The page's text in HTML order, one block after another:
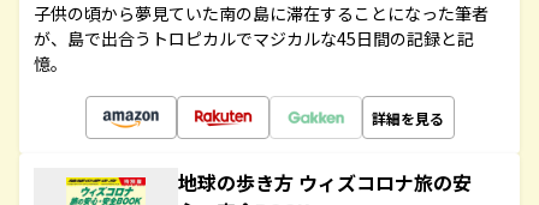
子供の頃から夢見ていた南の島に滞在することになった筆者
が、島で出合うトロピカルでマジカルな45日間の記録と記
憶。
詳細を見る
地球の歩き方 ウィズコロナ旅の安